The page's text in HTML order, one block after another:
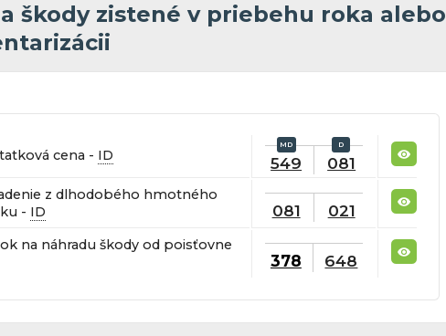
škody zistené v priebehu roka alebo
cena - ID 549 081
z dlhodobého hmotného
- ID 081 021
na náhradu škody od poisťovne
378 648